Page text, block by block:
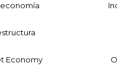
Economy